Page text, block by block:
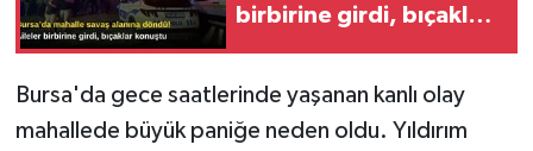
birbirine girdi, bıçaklar
Bursa'da gece saatlerinde yaşanan kanlı olay
mahallede büyük paniğe neden oldu. Yıldırım